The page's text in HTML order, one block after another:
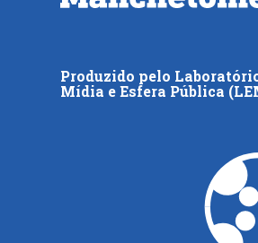
Produzido pelo
Mídia e Esfera Pública